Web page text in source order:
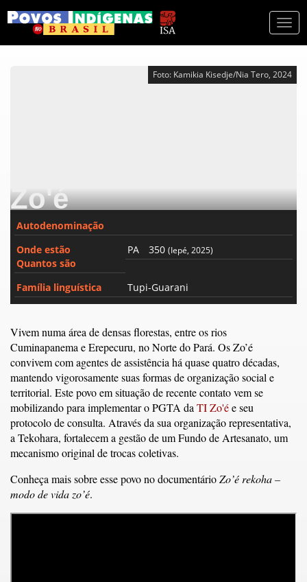
Foto: Kamikia Kisedje/Nia Tero, 2024
Zo'é
Autodenominação
Onde estão
Quantos são
PA 350(Iepé, 2025)
Família linguística Tupi-Guarani
Vivem numa área de densas florestas, entre os rios
Cuminapanema e Erepecuru, no Norte do Pará. Os Zo’é
convivem com agentes de assistência há quase quatro décadas,
mantendo vigorosamente suas formas de organização social e
territorial. Este povo em situação de recente contato vem se
mobilizando para implementar o PGTA daTI Zo'ée seu
protocolo de consulta. Através da sua organização representativa,
a Tekohara, fortalecem a gestão de um Fundo de Artesanato, um
mecanismo original de trocas coletivas.
Conheça mais sobre esse povo no documentárioZo’é rekoha –
modo de vida zo’é.